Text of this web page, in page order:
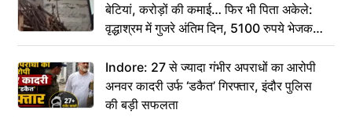
बेटियां, करोड़ों की कमाई… फिर भी पिता अकेले:
वृद्धाश्रम में गुजरे अंतिम दिन, 5100 रुपये भेजकर
कहा– अंतिम संस्कार कर दीजिए हम नहीं आ पाएंगे
Indore: 27 से ज्यादा गंभीर अपराधों का आरोपी
अनवर कादरी उर्फ ‘डकैत’ गिरफ्तार, इंदौर पुलिस
की बड़ी सफलता